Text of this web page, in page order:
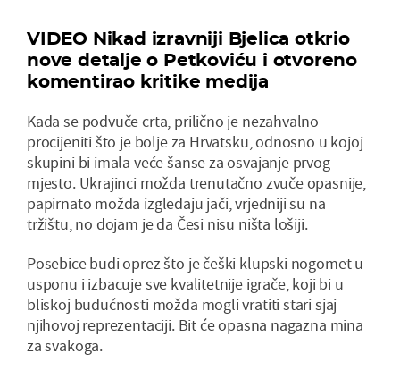
VIDEO Nikad izravniji Bjelica otkrio
nove detalje o Petkoviću i otvoreno
komentirao kritike medija
Kada se podvuče crta, prilično je nezahvalno
procijeniti što je bolje za Hrvatsku, odnosno u kojoj
skupini bi imala veće šanse za osvajanje prvog
mjesto. Ukrajinci možda trenutačno zvuče opasnije,
papirnato možda izgledaju jači, vrjedniji su na
tržištu, no dojam je da Česi nisu ništa lošiji.
Posebice budi oprez što je češki klupski nogomet u
usponu i izbacuje sve kvalitetnije igrače, koji bi u
bliskoj budućnosti možda mogli vratiti stari sjaj
njihovoj reprezentaciji. Bit će opasna nagazna mina
za svakoga.